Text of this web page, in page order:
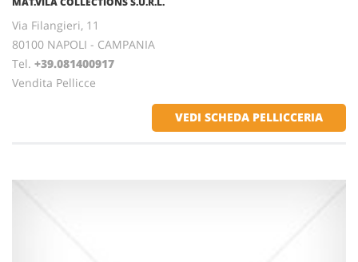
Via Filangieri, 11
80100 NAPOLI - CAMPANIA
Tel. +39.081400917
Vendita Pellicce
VEDI SCHEDA PELLICCERIA